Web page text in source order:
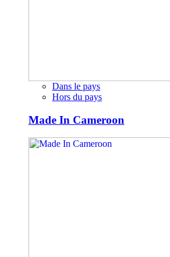
Dans le pays
Hors du pays
Made In Cameroon